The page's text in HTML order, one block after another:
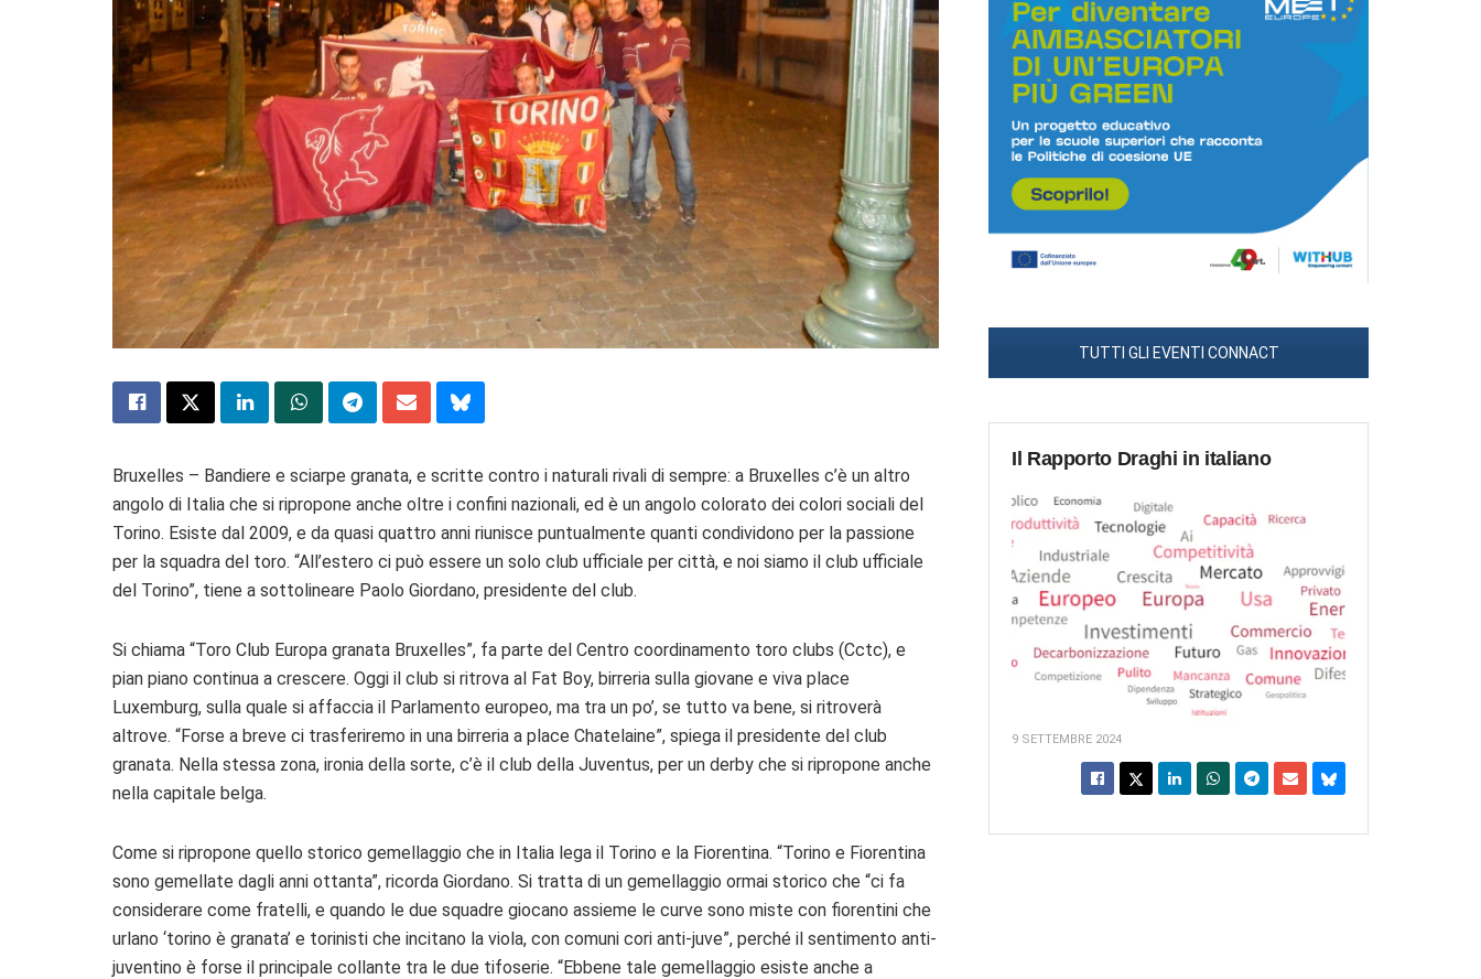
Bruxelles – Bandiere e sciarpe granata, e scritte contro i naturali rivali di sempre: a Bruxelles c’è un altro
angolo di Italia che si ripropone anche oltre i confini nazionali, ed è un angolo colorato dei colori sociali del
Torino. Esiste dal 2009, e da quasi quattro anni riunisce puntualmente quanti condividono per la passione
per la squadra del toro. “All’estero ci può essere un solo club ufficiale per città, e noi siamo il club ufficiale
del Torino”, tiene a sottolineare Paolo Giordano, presidente del club.
Si chiama “Toro Club Europa granata Bruxelles”, fa parte del Centro coordinamento toro clubs (Cctc), e
pian piano continua a crescere. Oggi il club si ritrova al Fat Boy, birreria sulla giovane e viva place
Luxemburg, sulla quale si affaccia il Parlamento europeo, ma tra un po’, se tutto va bene, si ritroverà
altrove. “Forse a breve ci trasferiremo in una birreria a place Chatelaine”, spiega il presidente del club
granata. Nella stessa zona, ironia della sorte, c’è il club della Juventus, per un derby che si ripropone anche
nella capitale belga.
Come si ripropone quello storico gemellaggio che in Italia lega il Torino e la Fiorentina. “Torino e Fiorentina
sono gemellate dagli anni ottanta”, ricorda Giordano. Si tratta di un gemellaggio ormai storico che “ci fa
considerare come fratelli, e quando le due squadre giocano assieme le curve sono miste con fiorentini che
urlano ‘torino è granata’ e torinisti che incitano la viola, con comuni cori anti-juve”, perché il sentimento anti-
juventino è forse il principale collante tra le due tifoserie. “Ebbene tale gemellaggio esiste anche a
TUTTI GLI EVENTI CONNACT
Il Rapporto Draghi in italiano
9 SETTEMBRE 2024